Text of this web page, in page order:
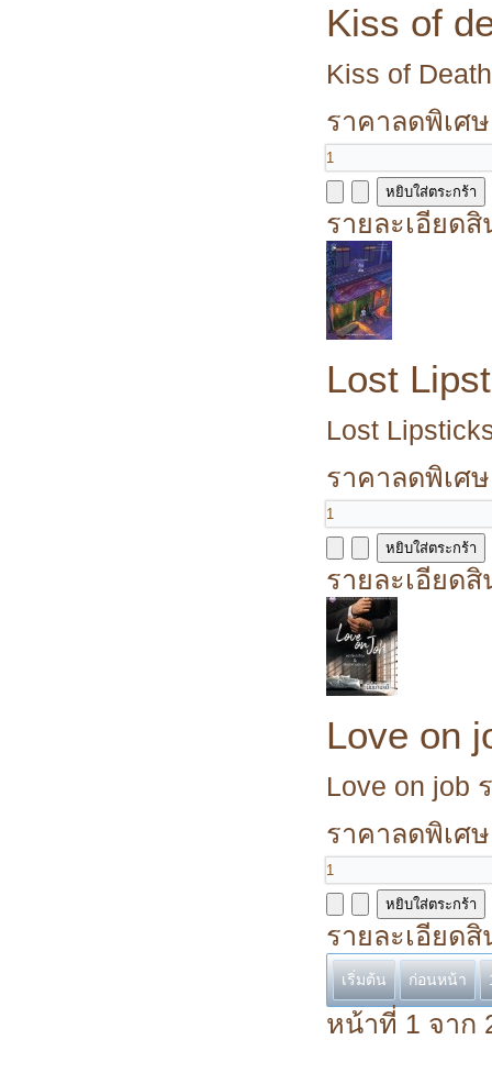
Kiss of
Kiss of
ราคาลดพิเศ
รายละเอียด
Lost
Lost
ราคาลดพิเศ
รายละเอียด
Love on
Love on job
ราคาลดพิเศ
รายละเอียด
เริ่มต้น ก่อนหน้า
หน้าที่ 1 จาก